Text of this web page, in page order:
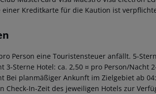
einer Kreditkarte für die Kaution ist
Person eine Touristensteuer anfällt. 5-
3-Sterne Hotel: ca. 2,50 ¤ pro Person/Nacht
Bei planmäßiger Ankunft im Zielgebiet ab
In-Zeit des jeweiligen Hotels zur